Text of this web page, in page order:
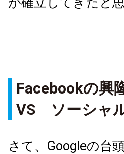
Facebookの
VS ソーシャ
さて、Googleの台